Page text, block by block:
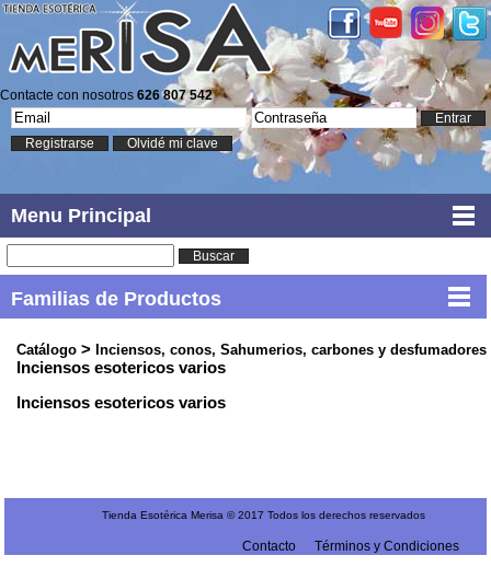
Contacte con nosotros 626 807 542
Entrar
Registrarse
Olvidé mi clave
Menu Principal
Buscar
Familias de Productos
Catálogo > Inciensos, conos, Sahumerios, carbones y desfumadores
Inciensos esotericos varios
Inciensos esotericos varios
Tienda Esotérica Merisa © 2017 Todos los derechos reservados
Contacto Términos y Condiciones